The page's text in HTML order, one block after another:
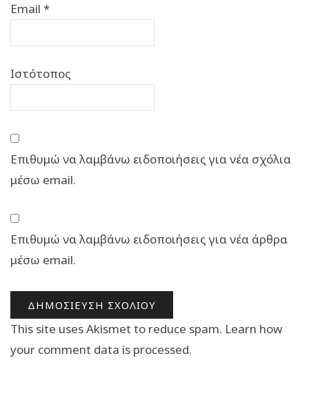
Email *
Ιστότοπος
Επιθυμώ να λαμβάνω ειδοποιήσεις για νέα σχόλια
μέσω email.
Επιθυμώ να λαμβάνω ειδοποιήσεις για νέα άρθρα
μέσω email.
This site uses Akismet to reduce spam. Learn how
your comment data is processed.